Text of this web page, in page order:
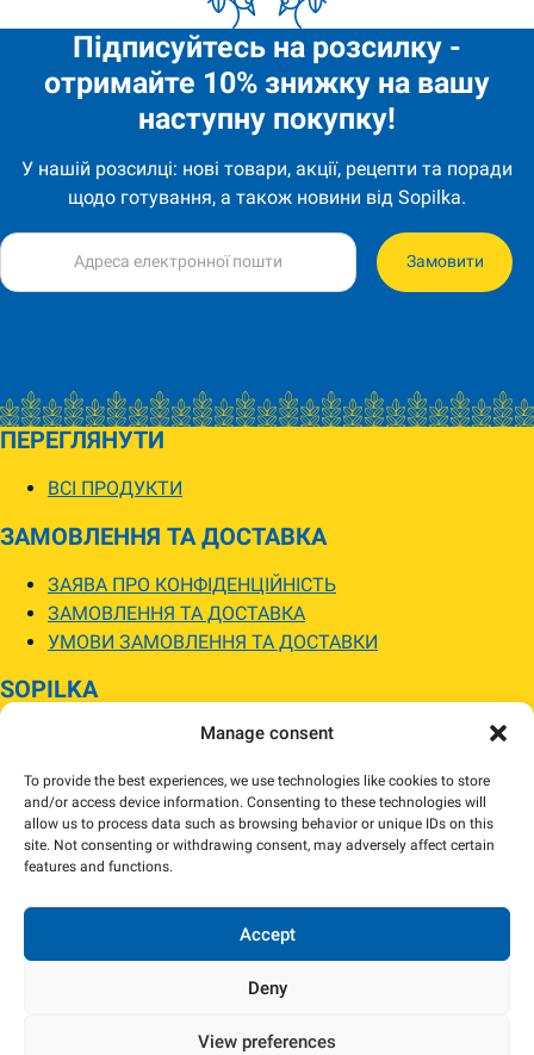
Manage consent
To provide the best experiences, we use technologies like cookies to store
and/or access device information. Consenting to these technologies will
allow us to process data such as browsing behavior or unique IDs on this
site. Not consenting or withdrawing consent, may adversely affect certain
features and functions.
Accept
Deny
View preferences
Підписуйтесь на розсилку -
отримайте 10% знижку на вашу
наступну покупку!
У нашій розсилці: нові товари, акції, рецепти та поради
щодо готування, а також новини від Sopilka.
Замовити
ПЕРЕГЛЯНУТИ
ВСІ ПРОДУКТИ
ЗАМОВЛЕННЯ ТА ДОСТАВКА
ЗАЯВА ПРО КОНФІДЕНЦІЙНІСТЬ
ЗАМОВЛЕННЯ ТА ДОСТАВКА
УМОВИ ЗАМОВЛЕННЯ ТА ДОСТАВКИ
SOPILKA
МАГАЗИНИ SOPILKA
НОВИНИ
Зображення товарів на вебсайті можуть відрізнятися від їхнього
За потреби ми зв’яжемося та погодимо заміну.